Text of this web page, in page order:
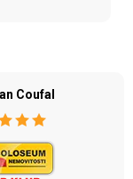
Coufal